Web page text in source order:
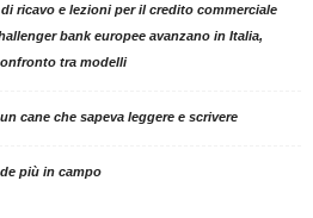
ricavo e lezioni per il credito commerciale
bank europee avanzano in Italia,
tra modelli
cane che sapeva leggere e scrivere
più in campo